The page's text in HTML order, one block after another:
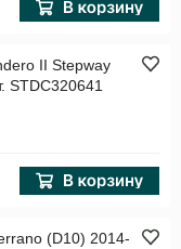
STDC320641